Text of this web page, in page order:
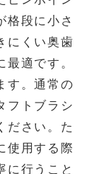
格段に小さ
にくい奥歯
適です。
す。通常の
フトブラシ
ださい。た
使用する際
に行うこと